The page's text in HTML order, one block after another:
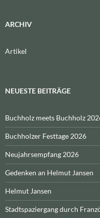
ARCHIV
Artikel
NEUESTE BEITRÄGE
Buchholz meets Buchholz
Buchholzer Festtage 2026
Neujahrsempfang 2026
Gedenken an Helmut Jansen
Helmut Jansen
Stadtspaziergang durch